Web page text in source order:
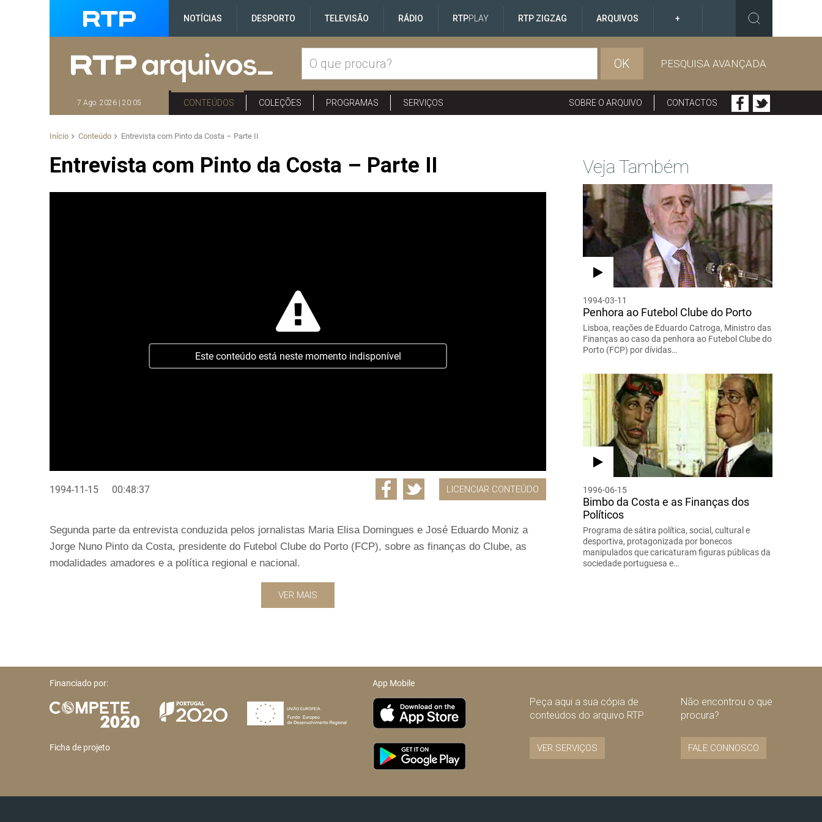
NOTÍCIAS DESPORTO TELEVISÃO RÁDIO RTPPLAY RTP ZIGZAG ARQUIVOS +
OK PESQUISA AVANÇADA
7 Ago. 2026 | 20:05 CONTEÚDOS COLEÇÕES PROGRAMAS SERVIÇOS SOBRE O ARQUIVO CONTACTOS
Início Conteúdo Entrevista com Pinto da Costa – Parte II
Entrevista com Pinto da Costa – Parte II
Este conteúdo está neste momento indisponível
1994-11-15 00:48:37 LICENCIAR CONTEÚDO
Segunda parte da entrevista conduzida pelos jornalistas Maria Elisa Domingues e José Eduardo Moniz a
Jorge Nuno Pinto da Costa, presidente do Futebol Clube do Porto (FCP), sobre as finanças do Clube, as
modalidades amadores e a política regional e nacional.
VER MAIS
Veja Também
1994-03-11
Penhora ao Futebol Clube do Porto
Lisboa, reações de Eduardo Catroga, Ministro das
Finanças ao caso da penhora ao Futebol Clube do
Porto (FCP) por dívidas…
1996-06-15
Bimbo da Costa e as Finanças dos
Políticos
Programa de sátira política, social, cultural e
desportiva, protagonizada por bonecos
manipulados que caricaturam figuras públicas da
sociedade portuguesa e…
Financiado por:
Ficha de projeto
App Mobile
Peça aqui a sua cópia de
conteúdos do arquivo RTP
VER SERVIÇOS
Não encontrou o que
procura?
FALE CONNOSCO